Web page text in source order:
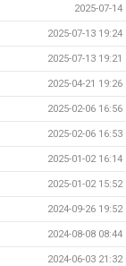
2025-07-14
2025-07-13 19:24
2025-07-13 19:21
2025-04-21 19:26
2025-02-06 16:56
2025-02-06 16:53
2025-01-02 16:14
2025-01-02 15:52
2024-09-26 19:52
2024-08-08 08:44
2024-06-03 21:32